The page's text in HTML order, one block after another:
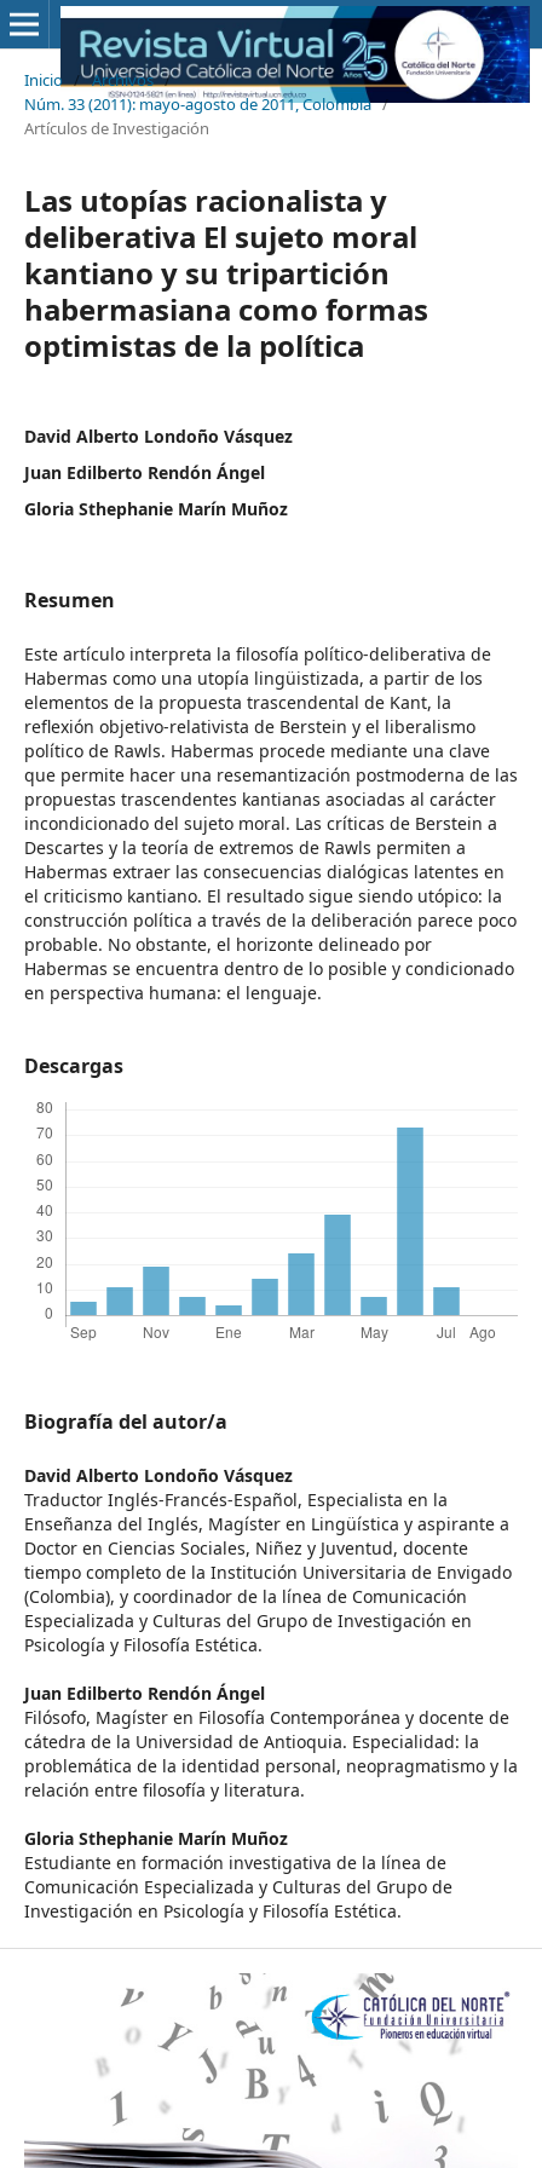
Inicio / Archivos /
Núm. 33 (2011): mayo-agosto de 2011, Colombia /
Artículos de Investigación
Las utopías racionalista y
deliberativa El sujeto moral
kantiano y su tripartición
habermasiana como formas
optimistas de la política
David Alberto Londoño Vásquez
Juan Edilberto Rendón Ángel
Gloria Sthephanie Marín Muñoz
Resumen
Este artículo interpreta la filosofía político-deliberativa de
Habermas como una utopía lingüistizada, a partir de los
elementos de la propuesta trascendental de Kant, la
reflexión objetivo-relativista de Berstein y el liberalismo
político de Rawls. Habermas procede mediante una clave
que permite hacer una resemantización postmoderna de las
propuestas trascendentes kantianas asociadas al carácter
incondicionado del sujeto moral. Las críticas de Berstein a
Descartes y la teoría de extremos de Rawls permiten a
Habermas extraer las consecuencias dialógicas latentes en
el criticismo kantiano. El resultado sigue siendo utópico: la
construcción política a través de la deliberación parece poco
probable. No obstante, el horizonte delineado por
Habermas se encuentra dentro de lo posible y condicionado
en perspectiva humana: el lenguaje.
Descargas
Biografía del autor/a
David Alberto Londoño Vásquez
Traductor Inglés-Francés-Español, Especialista en la
Enseñanza del Inglés, Magíster en Lingüística y aspirante a
Doctor en Ciencias Sociales, Niñez y Juventud, docente
tiempo completo de la Institución Universitaria de Envigado
(Colombia), y coordinador de la línea de Comunicación
Especializada y Culturas del Grupo de Investigación en
Psicología y Filosofía Estética.
Juan Edilberto Rendón Ángel
Filósofo, Magíster en Filosofía Contemporánea y docente de
cátedra de la Universidad de Antioquia. Especialidad: la
problemática de la identidad personal, neopragmatismo y la
relación entre filosofía y literatura.
Gloria Sthephanie Marín Muñoz
Estudiante en formación investigativa de la línea de
Comunicación Especializada y Culturas del Grupo de
Investigación en Psicología y Filosofía Estética.